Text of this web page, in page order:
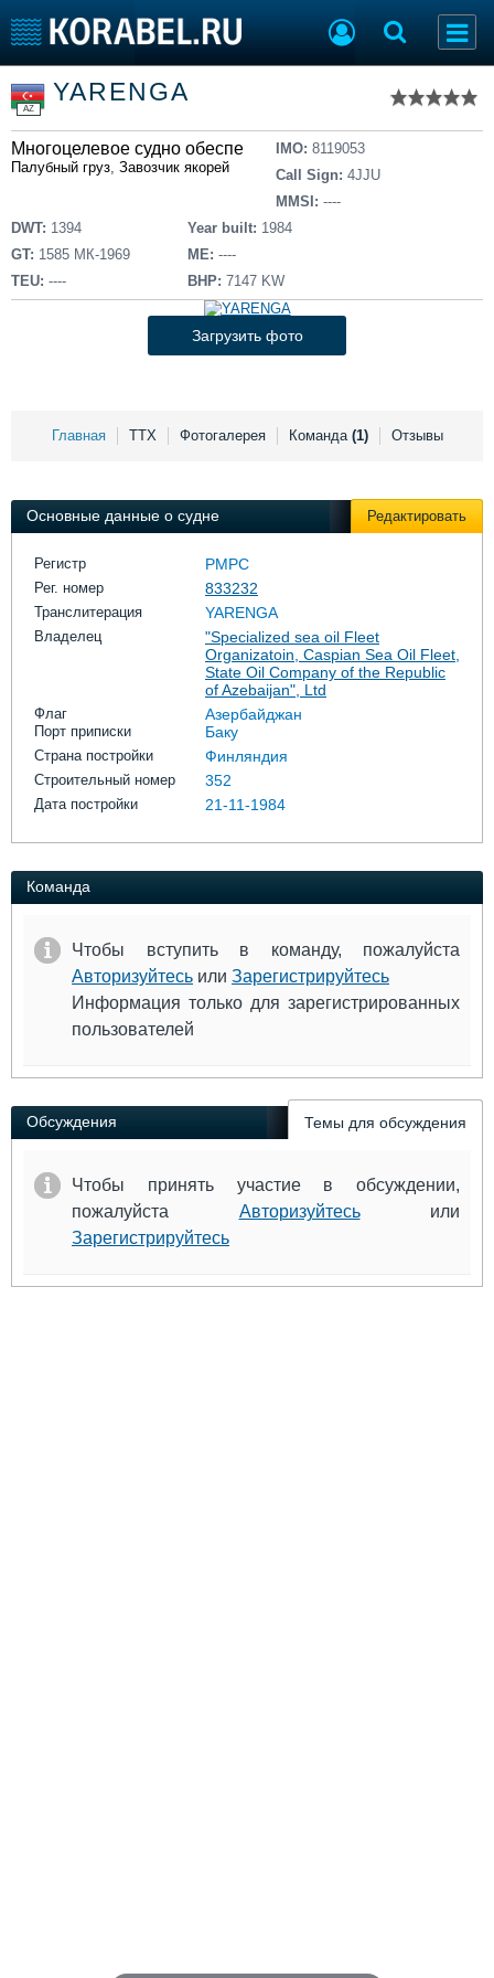
Тип судна
Добавить судно
Добавить проект
Последние 100
Пульс
Новости
Компании
Репутация
Торговая площадка
Доска объявлений
Продажа флота
Оборудование
Изделия
Материалы
Услуги
Выставки и семинары
Личности
Словарь
Галерея флота
Форум
AZ
YARENGA
Многоцелевое судно обеспечения
Палубный груз, Завозчик якорей
IMO: 8119053
Call Sign: 4JJU
MMSI: ----
DWT: 1394
GT: 1585 МК-1969
TEU: ----
Year built: 1984
ME: ----
BHP: 7147 KW
Загрузить фото
Главная ТТХ Фотогалерея Команда (1) Отзывы
Основные данные о судне Редактировать
Регистр РМРС
Рег. номер 833232
Транслитерация YARENGA
Владелец
"Specialized sea oil Fleet
Organizatoin, Caspian Sea Oil Fleet,
State Oil Company of the Republic
of Azebaijan", Ltd
Флаг Азербайджан
Порт приписки Баку
Страна постройки Финляндия
Строительный номер 352
Дата постройки 21-11-1984
Команда
Чтобы вступить в команду, пожалуйста
Авторизуйтесь или Зарегистрируйтесь
Информация только для зарегистрированных
пользователей
Обсуждения Темы для обсуждения
Чтобы принять участие в обсуждении,
пожалуйста Авторизуйтесьили
Зарегистрируйтесь